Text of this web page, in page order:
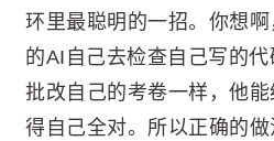
环里最聪明的一招。你想
的AI自己去检查自己写的
批改自己的考卷一样，他
得自己全对。所以正确的